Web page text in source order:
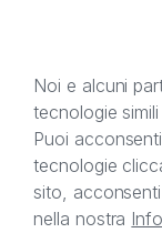
Il presente
C.F. e
titolare
afferenti
sul sito
Noi e alcuni
tecnologie
Puoi
tecnologie
sito,
nella nostra